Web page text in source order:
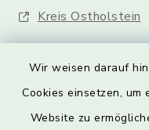
Wir weisen darauf
Cookies einsetzen,
Website zu
Kreis Ostholstein